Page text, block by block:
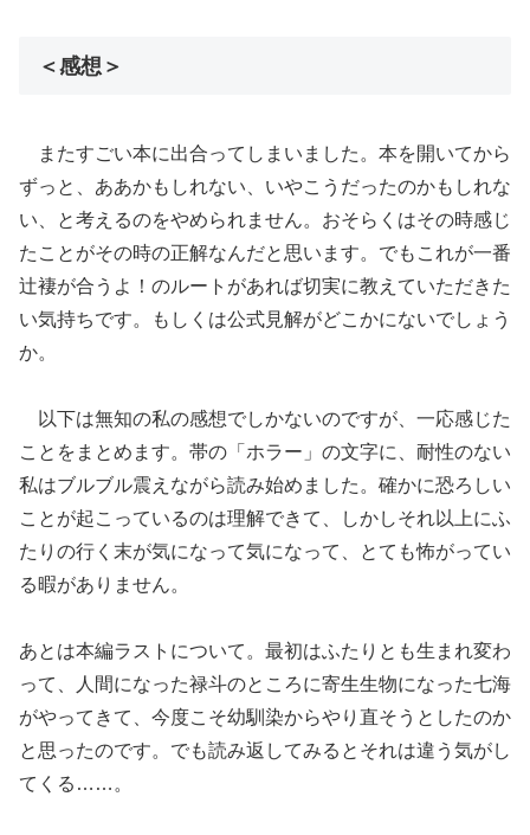
＜感想＞
またすごい本に出合ってしまいました。本を開いてから
ずっと、ああかもしれない、いやこうだったのかもしれな
い、と考えるのをやめられません。おそらくはその時感じ
たことがその時の正解なんだと思います。でもこれが一番
辻褄が合うよ！のルートがあれば切実に教えていただきた
い気持ちです。もしくは公式見解がどこかにないでしょう
か。
以下は無知の私の感想でしかないのですが、一応感じた
ことをまとめます。帯の「ホラー」の文字に、耐性のない
私はブルブル震えながら読み始めました。確かに恐ろしい
ことが起こっているのは理解できて、しかしそれ以上にふ
たりの行く末が気になって気になって、とても怖がってい
る暇がありません。
あとは本編ラストについて。最初はふたりとも生まれ変わ
って、人間になった禄斗のところに寄生生物になった七海
がやってきて、今度こそ幼馴染からやり直そうとしたのか
と思ったのです。でも読み返してみるとそれは違う気がし
てくる……。